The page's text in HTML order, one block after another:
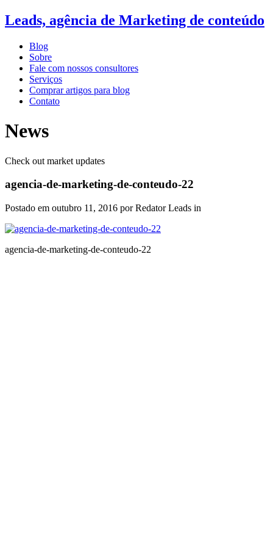
Leads, agência de Marketing de conteúdo
Blog
Sobre
Fale com nossos consultores
Serviços
Comprar artigos para blog
Contato
News
Check out market updates
agencia-de-marketing-de-conteudo-22
Postado em outubro 11, 2016 por Redator Leads in
agencia-de-marketing-de-conteudo-22